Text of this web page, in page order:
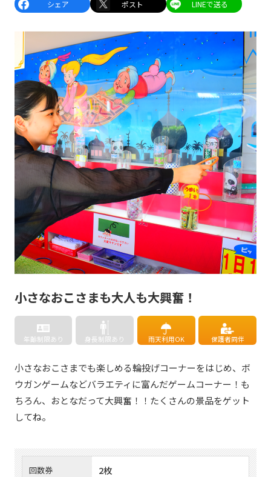
シェア ポスト LINEで送る
小さなおこさまも大人も大興奮！
年齢制限あり 身長制限あり 雨天利用OK 保護者同伴
小さなおこさまでも楽しめる輪投げコーナーをはじめ、ボ
ウガンゲームなどバラエティに富んだゲームコーナー！も
ちろん、おとなだって大興奮！！たくさんの景品をゲット
してね。
回数券 2枚